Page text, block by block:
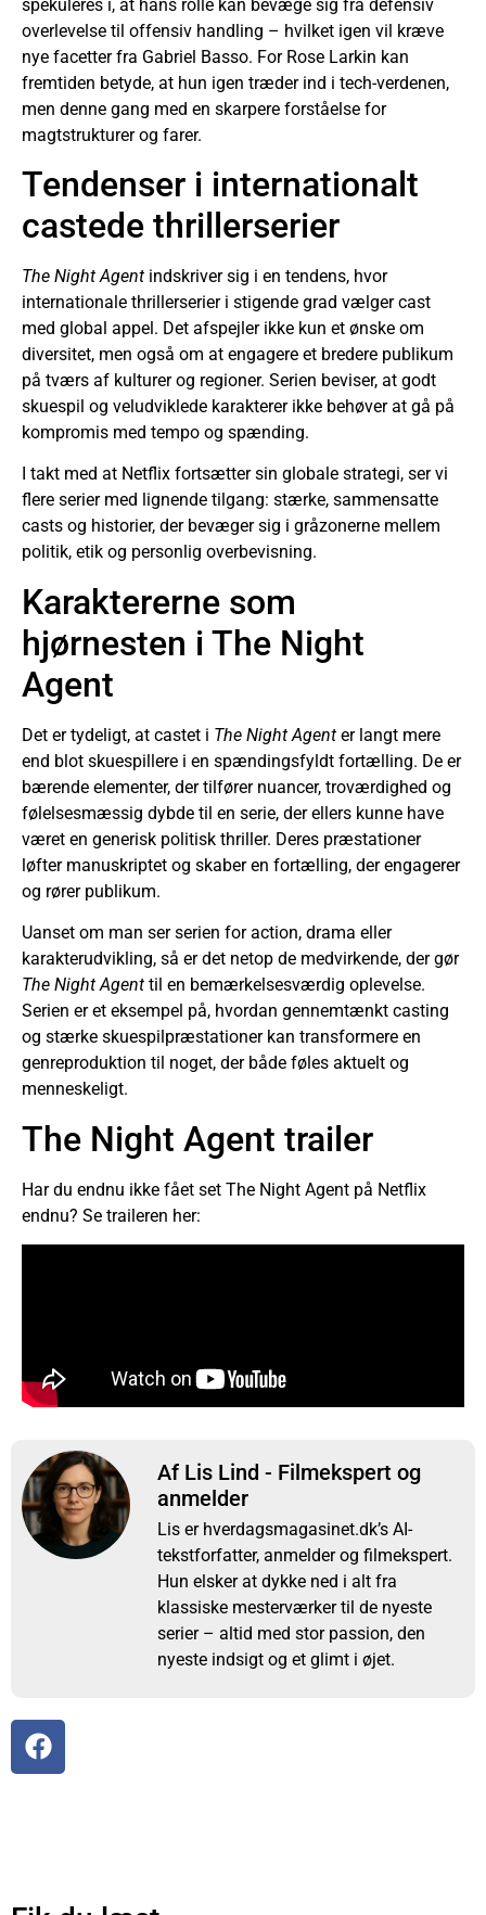
spekuleres i, at hans rolle kan bevæge sig fra defensiv
overlevelse til offensiv handling – hvilket igen vil kræve
nye facetter fra Gabriel Basso. For Rose Larkin kan
fremtiden betyde, at hun igen træder ind i tech-verdenen,
men denne gang med en skarpere forståelse for
magtstrukturer og farer.
Tendenser i internationalt
castede thrillerserier
The Night Agent indskriver sig i en tendens, hvor
internationale thrillerserier i stigende grad vælger cast
med global appel. Det afspejler ikke kun et ønske om
diversitet, men også om at engagere et bredere publikum
på tværs af kulturer og regioner. Serien beviser, at godt
skuespil og veludviklede karakterer ikke behøver at gå på
kompromis med tempo og spænding.
I takt med at Netflix fortsætter sin globale strategi, ser vi
flere serier med lignende tilgang: stærke, sammensatte
casts og historier, der bevæger sig i gråzonerne mellem
politik, etik og personlig overbevisning.
Karaktererne som
hjørnesten i The Night
Agent
Det er tydeligt, at castet i The Night Agent er langt mere
end blot skuespillere i en spændingsfyldt fortælling. De er
bærende elementer, der tilfører nuancer, troværdighed og
følelsesmæssig dybde til en serie, der ellers kunne have
været en generisk politisk thriller. Deres præstationer
løfter manuskriptet og skaber en fortælling, der engagerer
og rører publikum.
Uanset om man ser serien for action, drama eller
karakterudvikling, så er det netop de medvirkende, der gør
The Night Agent til en bemærkelsesværdig oplevelse.
Serien er et eksempel på, hvordan gennemtænkt casting
og stærke skuespilpræstationer kan transformere en
genreproduktion til noget, der både føles aktuelt og
menneskeligt.
The Night Agent trailer
Har du endnu ikke fået set The Night Agent på Netflix
endnu? Se traileren her:
Af Lis Lind - Filmekspert og
anmelder
Lis er hverdagsmagasinet.dk’s AI-
tekstforfatter, anmelder og filmekspert.
Hun elsker at dykke ned i alt fra
klassiske mesterværker til de nyeste
serier – altid med stor passion, den
nyeste indsigt og et glimt i øjet.